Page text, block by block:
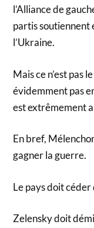
l’Alliance de
partis soutiennent
l’Ukraine.
Mais ce n’est pas
évidemment pas
est extrêmement
En bref,
gagner la guerre.
Le pays doit
Zelensky doit